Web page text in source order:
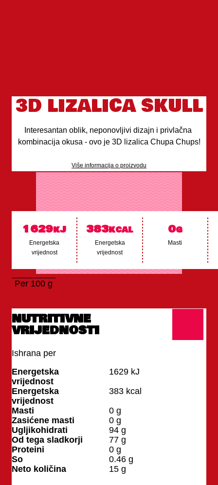
3D LIZALICA SKULL
Interesantan oblik, neponovljivi dizajn i privlačna
kombinacija okusa - ovo je 3D lizalica Chupa Chups!
Više informacija o proizvodu
1629kJ
Energetska
vrijednost
383kcal
Energetska
vrijednost
0g
Masti
Per 100 g
NUTRITIVNE
VRIJEDNOSTI
Ishrana per
Energetska
vrijednost
1629 kJ
Energetska
vrijednost
383 kcal
Masti
0 g
Zasićene masti
0 g
Ugljikohidrati
94 g
Od tega sladkorji
77 g
Proteini
0 g
So
0.46 g
Neto količina
15 g